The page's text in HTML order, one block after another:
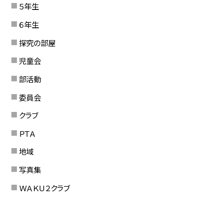
５年生
６年生
探究の部屋
児童会
部活動
委員会
クラブ
ＰＴＡ
地域
写真集
ＷＡＫＵ２クラブ